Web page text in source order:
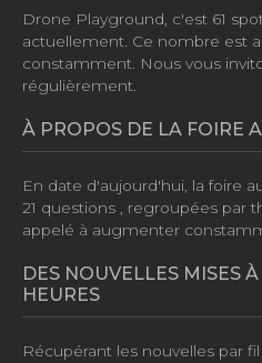
Drone Playground, c'est 61
actuellement. Ce nombre est
constamment. Nous vous
régulièrement.
À PROPOS DE LA FOIRE
En date d'aujourd'hui, la foire
21 questions , regroupées par
appelé à augmenter
DES NOUVELLES MISES
HEURES
Récupérant les nouvelles par